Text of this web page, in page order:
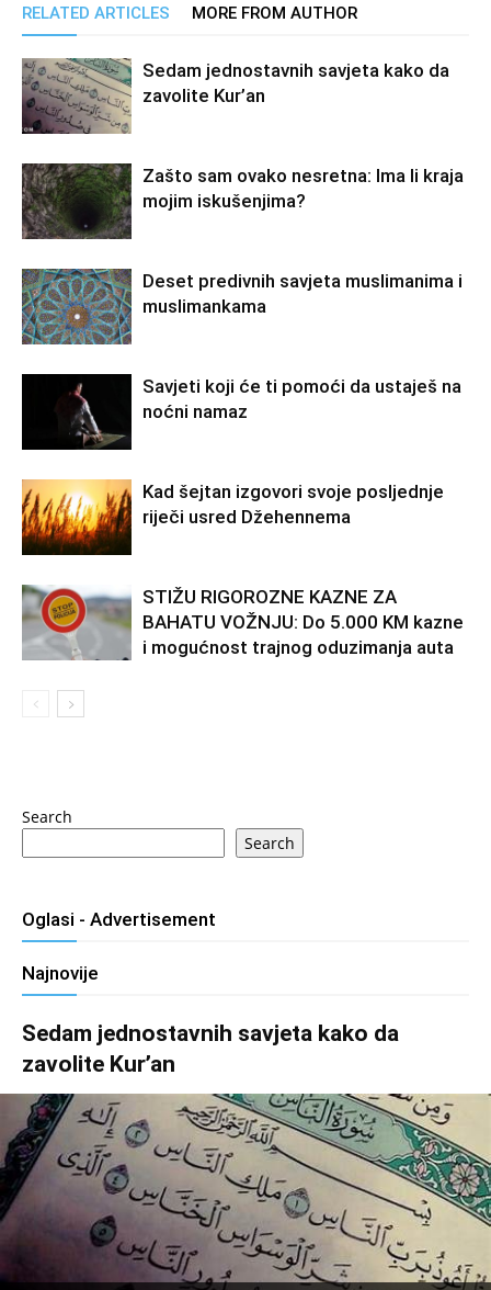
RELATED ARTICLES MORE FROM AUTHOR
Sedam jednostavnih savjeta kako da
zavolite Kur’an
Zašto sam ovako nesretna: Ima li kraja
mojim iskušenjima?
Deset predivnih savjeta muslimanima i
muslimankama
Savjeti koji će ti pomoći da ustaješ na
noćni namaz
Kad šejtan izgovori svoje posljednje
riječi usred Džehennema
STIŽU RIGOROZNE KAZNE ZA
BAHATU VOŽNJU: Do 5.000 KM kazne
i mogućnost trajnog oduzimanja auta
Search
Search
Oglasi - Advertisement
Najnovije
Sedam jednostavnih savjeta kako da
zavolite Kur’an